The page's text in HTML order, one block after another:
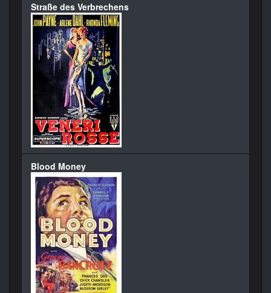
Straße des Verbrechens
Blood Money